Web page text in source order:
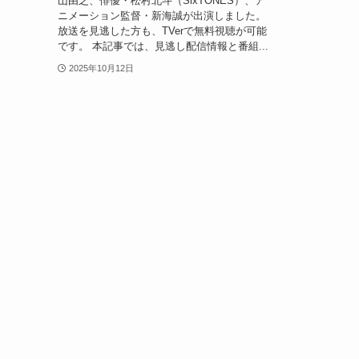
ニメーション監督・新海誠が出演しました。
放送を見逃した方も、TVerで無料視聴が可能
です。 本記事では、見逃し配信情報と番組...
2025年10月12日